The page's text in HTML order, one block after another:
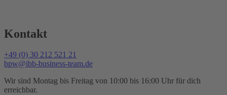
Kontakt
+49 (0) 30 212 521 21
bpw@ibb-business-team.de
Wir sind Montag bis Freitag von 10:00 bis 16:00 Uhr für dich
erreichbar.